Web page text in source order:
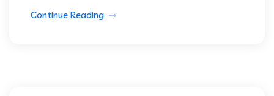
Continue Reading